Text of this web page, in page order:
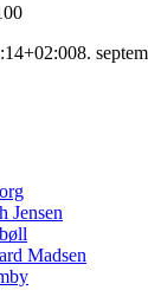
8.
Jensen
Madsen